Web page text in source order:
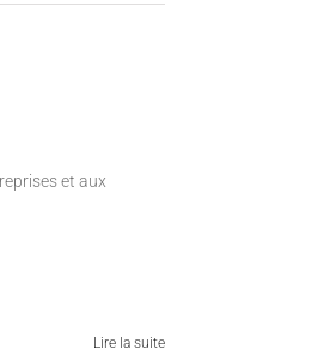
et aux
Lire la suite